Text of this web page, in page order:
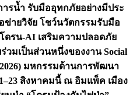
รน้ำ รับมืออุทกภัยอย่างมีประ
ข่ายวิจัย โชว์นวัตกรรมรับมือ
ดรน-AI เสริมความปลอดภัย
มเป็นส่วนหนึ่งของงาน Social
2026) มหกรรมด้านการพัฒนา
สิงหาคมนี้ ณ อิมแพ็ค เมือง